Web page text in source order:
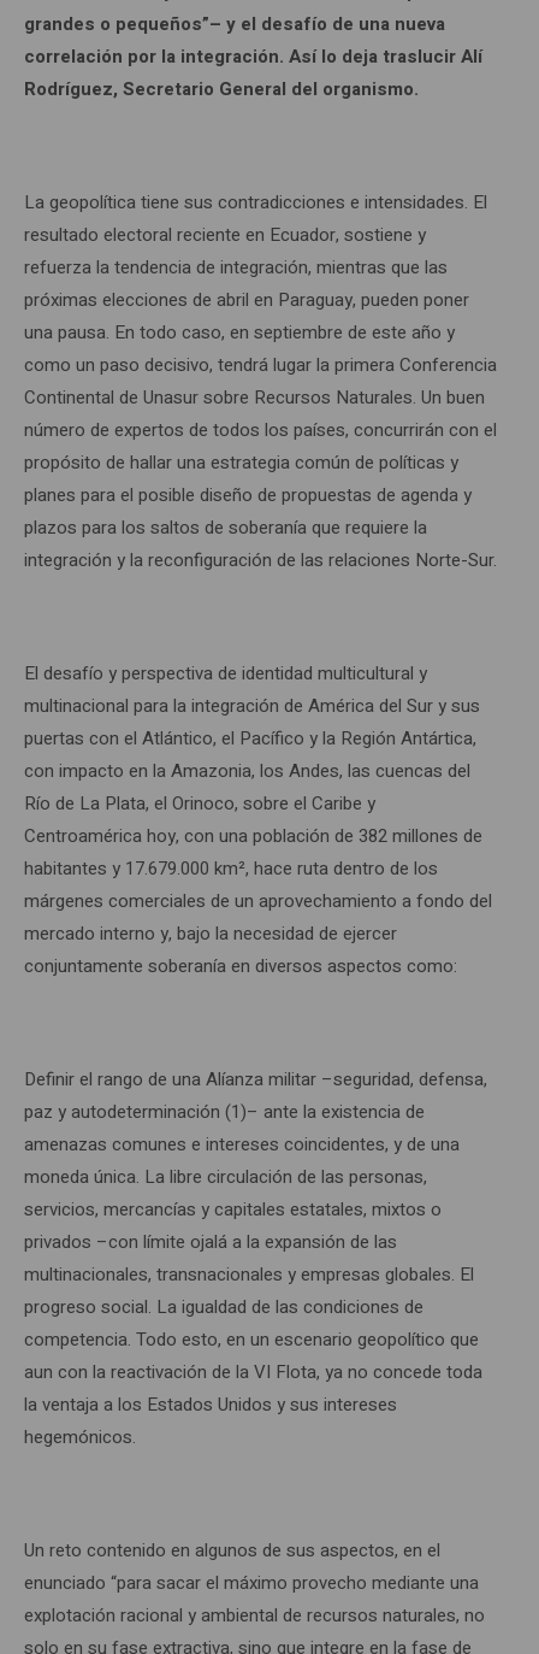
grandes o pequeños”– y el desafío de una nueva
correlación por la integración. Así lo deja traslucir Alí
Rodríguez, Secretario General del organismo.
La geopolítica tiene sus contradicciones e intensidades. El
resultado electoral reciente en Ecuador, sostiene y
refuerza la tendencia de integración, mientras que las
próximas elecciones de abril en Paraguay, pueden poner
una pausa. En todo caso, en septiembre de este año y
como un paso decisivo, tendrá lugar la primera Conferencia
Continental de Unasur sobre Recursos Naturales. Un buen
número de expertos de todos los países, concurrirán con el
propósito de hallar una estrategia común de políticas y
planes para el posible diseño de propuestas de agenda y
plazos para los saltos de soberanía que requiere la
integración y la reconfiguración de las relaciones Norte-Sur.
El desafío y perspectiva de identidad multicultural y
multinacional para la integración de América del Sur y sus
puertas con el Atlántico, el Pacífico y la Región Antártica,
con impacto en la Amazonia, los Andes, las cuencas del
Río de La Plata, el Orinoco, sobre el Caribe y
Centroamérica hoy, con una población de 382 millones de
habitantes y 17.679.000 km², hace ruta dentro de los
márgenes comerciales de un aprovechamiento a fondo del
mercado interno y, bajo la necesidad de ejercer
conjuntamente soberanía en diversos aspectos como:
Definir el rango de una Alíanza militar –seguridad, defensa,
paz y autodeterminación (1)– ante la existencia de
amenazas comunes e intereses coincidentes, y de una
moneda única. La libre circulación de las personas,
servicios, mercancías y capitales estatales, mixtos o
privados –con límite ojalá a la expansión de las
multinacionales, transnacionales y empresas globales. El
progreso social. La igualdad de las condiciones de
competencia. Todo esto, en un escenario geopolítico que
aun con la reactivación de la VI Flota, ya no concede toda
la ventaja a los Estados Unidos y sus intereses
hegemónicos.
Un reto contenido en algunos de sus aspectos, en el
enunciado “para sacar el máximo provecho mediante una
explotación racional y ambiental de recursos naturales, no
solo en su fase extractiva, sino que integre en la fase de